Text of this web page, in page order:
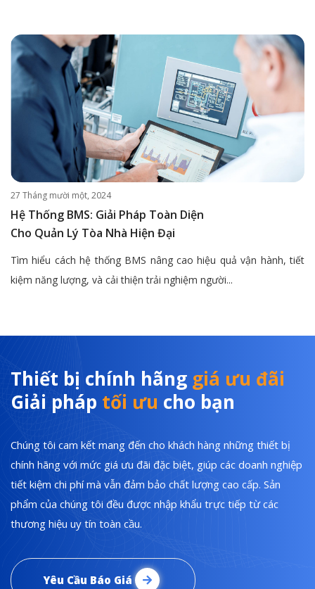
27 Tháng mười một, 2024
Hệ Thống BMS: Giải Pháp Toàn Diện
Cho Quản Lý Tòa Nhà Hiện Đại
Tìm hiểu cách hệ thống BMS nâng cao hiệu quả vận hành, tiết
kiệm năng lượng, và cải thiện trải nghiệm người...
Thiết bị chính hãng giá ưu đãi
Giải pháp tối ưu cho bạn
Chúng tôi cam kết mang đến cho khách hàng những thiết bị
chính hãng với mức giá ưu đãi đặc biệt, giúp các doanh nghiệp
tiết kiệm chi phí mà vẫn đảm bảo chất lượng cao cấp. Sản
phẩm của chúng tôi đều được nhập khẩu trực tiếp từ các
thương hiệu uy tín toàn cầu.
Yêu Cầu Báo Giá